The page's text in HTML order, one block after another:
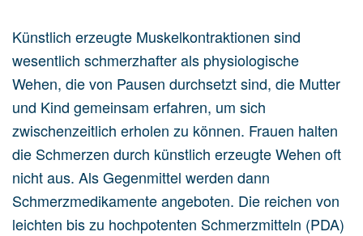
Künstlich erzeugte Muskelkontraktionen sind
wesentlich schmerzhafter als physiologische
Wehen, die von Pausen durchsetzt sind, die Mutter
und Kind gemeinsam erfahren, um sich
zwischenzeitlich erholen zu können. Frauen halten
die Schmerzen durch künstlich erzeugte Wehen oft
nicht aus. Als Gegenmittel werden dann
Schmerzmedikamente angeboten. Die reichen von
leichten bis zu hochpotenten Schmerzmitteln (PDA)